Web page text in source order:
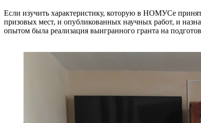
Если изучить характеристику, которую в НОМУСе
призовых мест, и опубликованных научных работ, и
опытом была реализация выигранного гранта на